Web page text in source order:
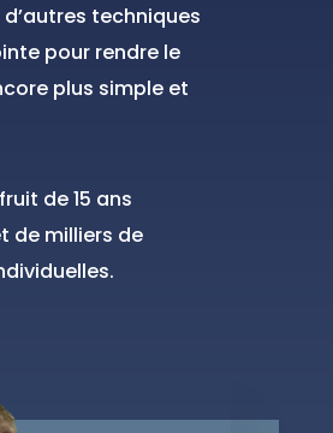
techniques
pour rendre le
plus simple et
de 15 ans
de milliers de